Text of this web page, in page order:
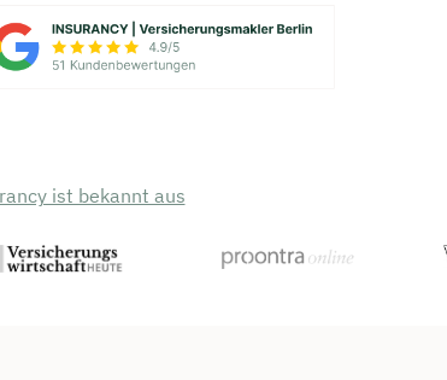
ist bekannt aus